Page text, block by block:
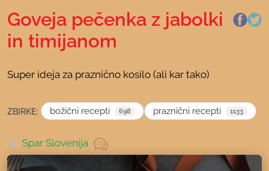
Goveja pečenka z jabolki
in timijanom
Super ideja za praznično kosilo (ali kar tako)
ZBIRKE: božični recepti 698 praznični recepti 1133
Spar Slovenija